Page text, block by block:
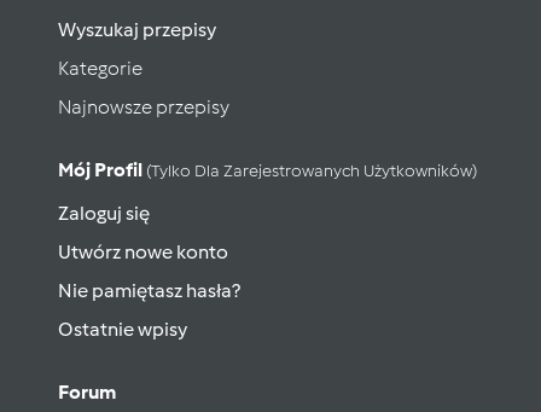
Wyszukaj przepisy
Kategorie
Najnowsze przepisy
Mój Profil (tylko Dla Zarejestrowanych Użytkowników)
Zaloguj się
Utwórz nowe konto
Nie pamiętasz hasła?
Ostatnie wpisy
Forum